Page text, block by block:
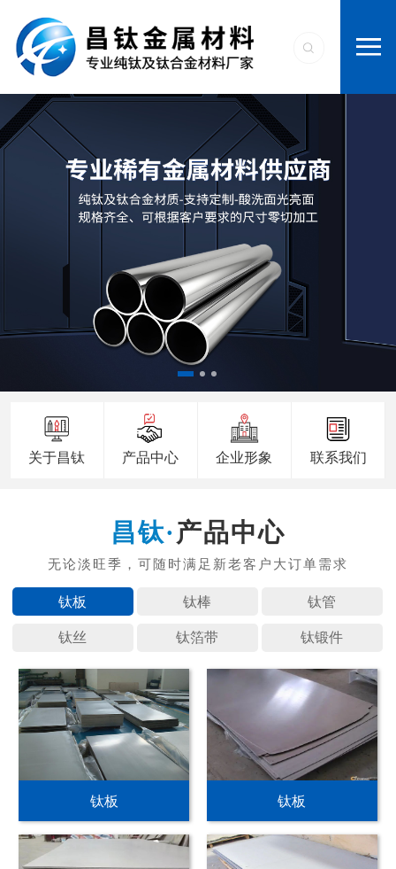
关于昌钛 产品中心 企业形象 联系我们
产品中心
钛板 钛棒 钛管
钛丝 钛箔带 钛锻件
钛板 钛板